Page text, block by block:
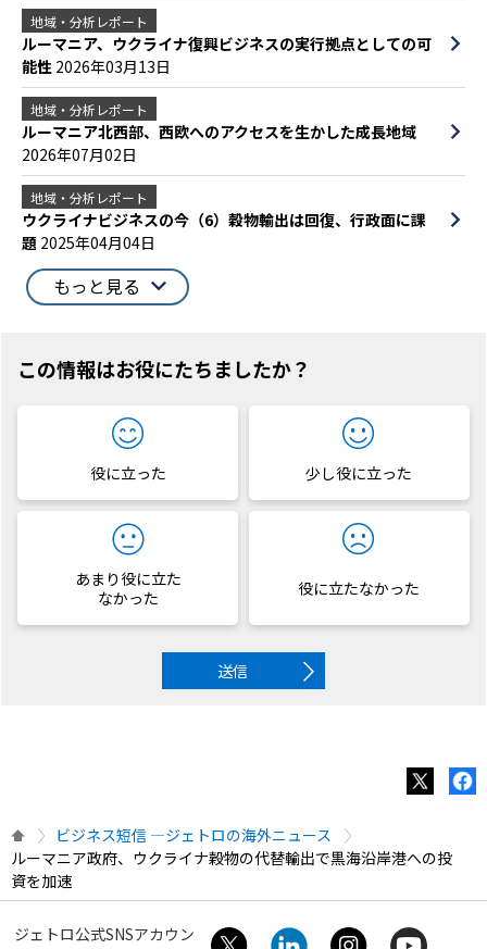
地域・分析レポート
ルーマニア、ウクライナ復興ビジネスの実行拠点としての可
能性 2026年03月13日
地域・分析レポート
ルーマニア北西部、西欧へのアクセスを生かした成長地域
2026年07月02日
地域・分析レポート
ウクライナビジネスの今（6）穀物輸出は回復、行政面に課
題 2025年04月04日
もっと見る
この情報はお役にたちましたか？
役に立った 少し役に立った
あまり役に立た
なかった
役に立たなかった
送信
ビジネス短信 ―ジェトロの海外ニュース
ルーマニア政府、ウクライナ穀物の代替輸出で黒海沿岸港への投
資を加速
ジェトロ公式SNSアカウン